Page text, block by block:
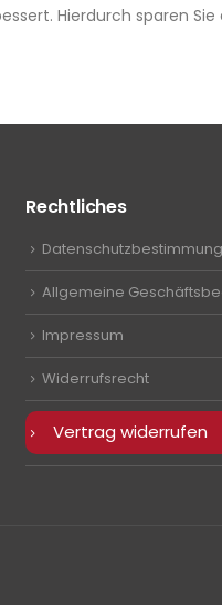
Hierdurch sparen
Rechtliches
Allgemeine
Impressum
Widerrufsrecht
Vertrag widerrufen